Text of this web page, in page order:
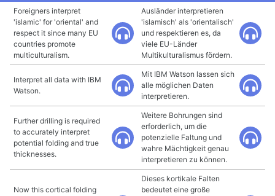
Foreigners interpret
'islamic' for 'oriental' and
respect it since many EU
countries promote
multiculturalism.
Ausländer interpretieren
'islamisch' als 'orientalisch'
und respektieren es, da
viele EU-Länder
Multikulturalismus fördern.
Interpret all data with IBM
Watson.
Mit IBM Watson lassen sich
alle möglichen Daten
interpretieren.
Further drilling is required
to accurately interpret
potential folding and true
thicknesses.
Weitere Bohrungen sind
erforderlich, um die
potenzielle Faltung und
wahre Mächtigkeit genau
interpretieren zu können.
Now this cortical folding
Dieses kortikale Falten
bedeutet eine große